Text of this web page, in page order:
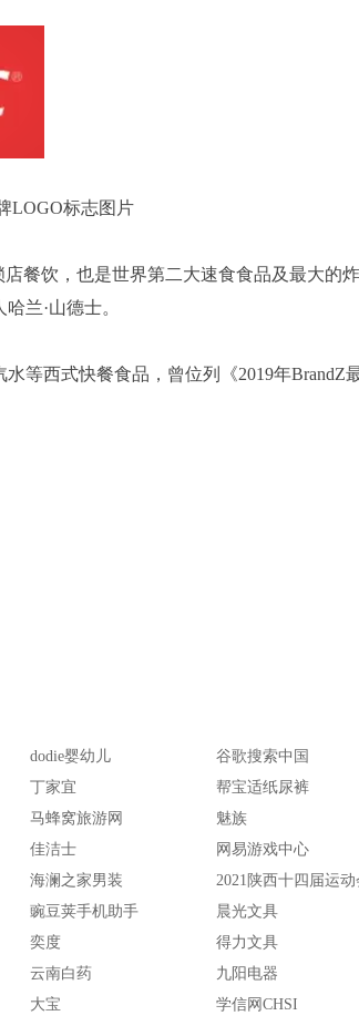
LOGO标志图片
餐饮，也是世界第二大速食食品及最大的
兰·山德士。
等西式快餐食品，曾位列《2019年BrandZ
dodie婴幼儿
谷歌搜索中国
丁家宜
帮宝适纸尿裤
马蜂窝旅游网
魅族
佳洁士
网易游戏中心
海澜之家男装
2021陕西十四届运动
豌豆荚手机助手
晨光文具
奕度
得力文具
云南白药
九阳电器
大宝
学信网CHSI